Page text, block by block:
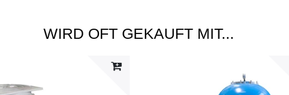
WIRD OFT GEKAUFT MIT...